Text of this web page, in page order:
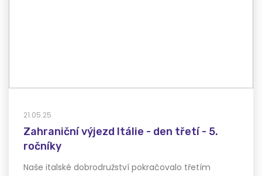
21.05.25
Zahraniční výjezd Itálie - den třetí - 5.
ročníky
Naše italské dobrodružství pokračovalo třetím